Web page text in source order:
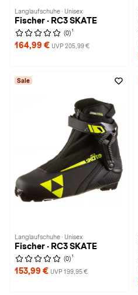
Langlaufschuhe · Unisex
Fischer · RC3 SKATE
(0) 1
164,99 € UVP 205,99 €
Sale
Langlaufschuhe · Unisex
Fischer · RC3 SKATE
(0) 1
153,99 € UVP 199,95 €